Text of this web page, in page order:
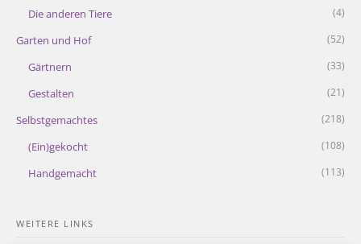
Die anderen Tiere (4)
Garten und Hof (52)
Gärtnern (33)
Gestalten (21)
Selbstgemachtes (218)
(Ein)gekocht (108)
Handgemacht (113)
WEITERE LINKS